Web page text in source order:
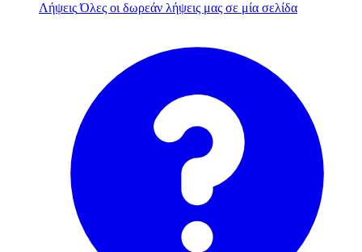
Λήψεις Όλες οι δωρεάν λήψεις μας σε μία σελίδα